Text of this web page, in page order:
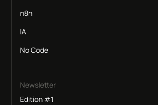
n8n
IA
No Code
Newsletter
Edition #1